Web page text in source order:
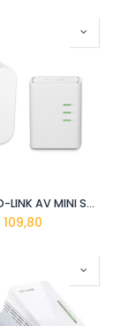
POWERLINE D-LINK AV MINI STARTER EXTENDER KIT DHP-W311AV
109,80